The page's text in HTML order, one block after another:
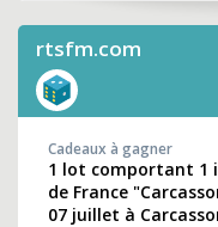
rtsfm.com
Cadeaux à gagner
1 lot comportant 1
de France
07 juillet à